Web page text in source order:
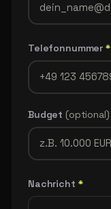
Telefonnummer *
Budget (optional)
Nachricht *